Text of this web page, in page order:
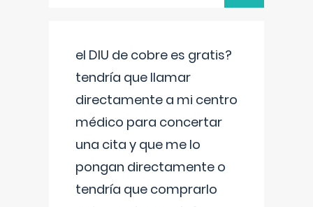
el DIU de cobre es gratis?
tendría que llamar
directamente a mi centro
médico para concertar
una cita y que me lo
pongan directamente o
tendría que comprarlo